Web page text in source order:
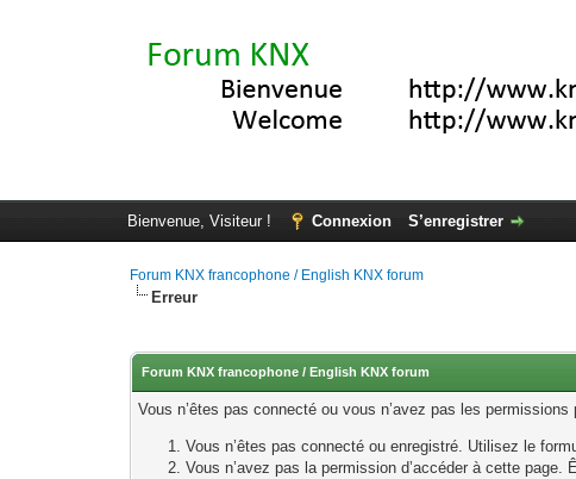
Bienvenue, Visiteur ! Connexion S’enregistrer
Forum KNX francophone / English KNX forum
Erreur
Forum KNX francophone / English KNX forum
Vous n’êtes pas connecté ou vous n’avez pas les
Vous n’êtes pas connecté ou enregistré. Utilisez le
Vous n’avez pas la permission d’accéder à cette